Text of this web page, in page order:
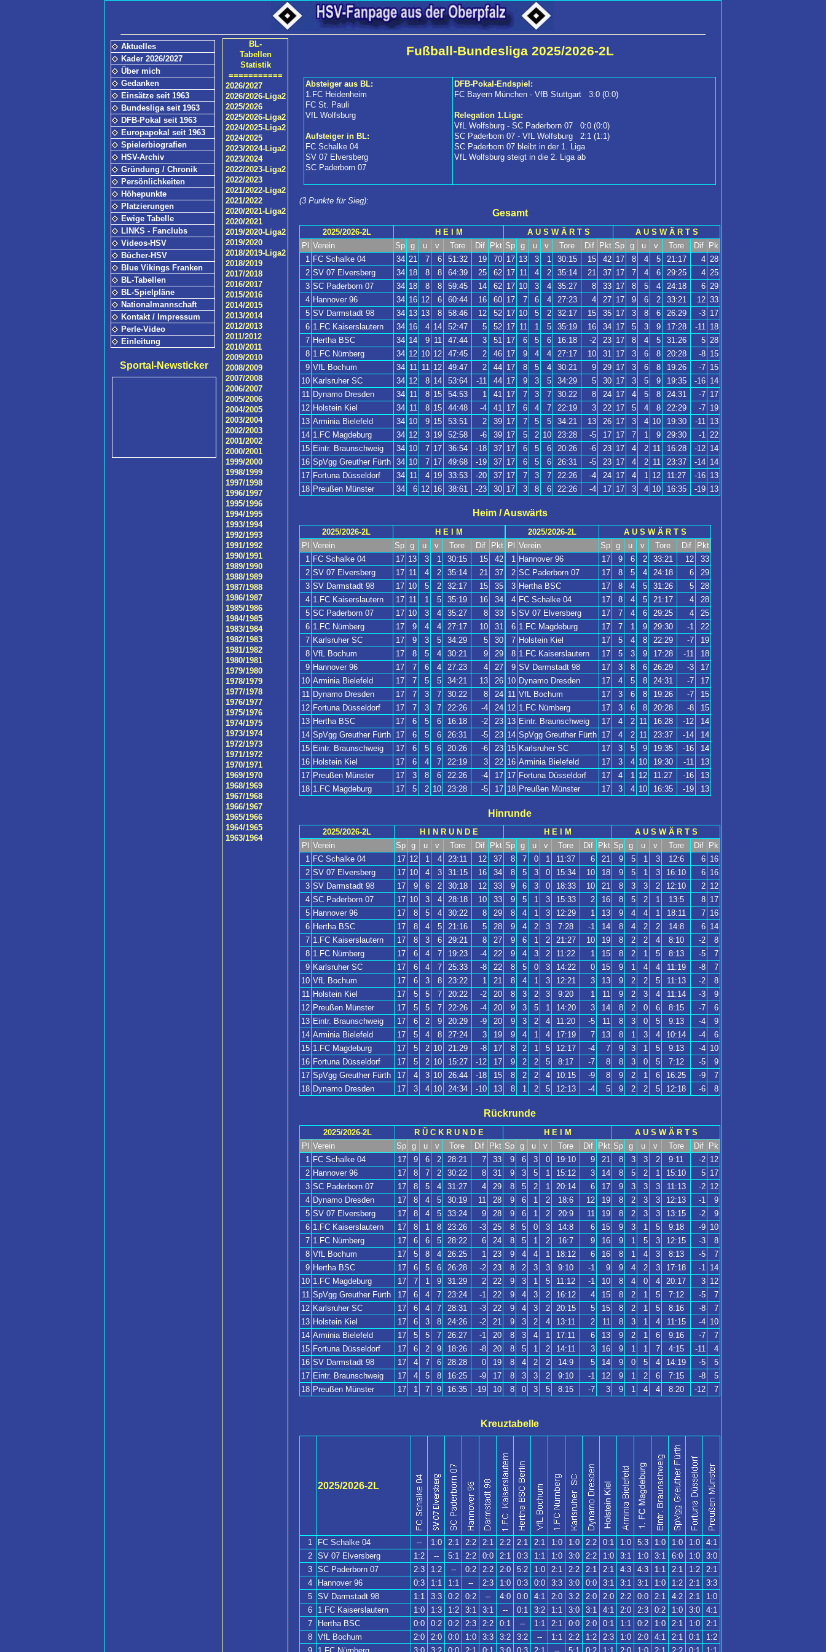
Aktuelles
Kader 2026/2027
Über mich
Gedanken
Einsätze seit 1963
Bundesliga seit 1963
DFB-Pokal seit 1963
Europapokal seit 1963
Spielerbiografien
HSV-Archiv
Gründung / Chronik
Persönlichkeiten
Höhepunkte
Platzierungen
Ewige Tabelle
LINKS - Fanclubs
Videos-HSV
Bücher-HSV
Blue Vikings Franken
BL-Tabellen
BL-Spielpläne
Nationalmannschaft
Kontakt / Impressum
Perle-Video
Einleitung
Sportal-Newsticker
Fußball-Bundesliga 2025/2026-2L
Absteiger aus BL:
1.FC Heidenheim
FC St. Pauli
VfL Wolfsburg
Aufsteiger in BL:
FC Schalke 04
SV 07 Elversberg
SC Paderborn 07
DFB-Pokal-Endspiel:
FC Bayern München - VfB Stuttgart 3:0 (0:0)
Relegation 1.Liga:
VfL Wolfsburg - SC Paderborn 07 0:0 (0:0)
SC Paderborn 07 - VfL Wolfsburg 2:1 (1:1)
SC Paderborn 07 bleibt in der 1. Liga
VfL Wolfsburg steigt in die 2. Liga ab
(3 Punkte für Sieg):
Gesamt
2025/2026-2L H E I M A U S W Ä R T S
A U S W Ä R T S
Pl Verein Sp g u v Tore Dif Pkt Sp g u v Tore Dif Pkt Sp g u v Tore Dif Pk
1 FC Schalke 04 34 21 7 6 51:32 19 70 17 13 3 1 30:15 15 42 17 8 4 5 21:17 4 28
2 SV 07 Elversberg 34 18 8 8 64:39 25 62 17 11 4 2 35:14 21 37 17 7 4 6 29:25 4 25
3 SC Paderborn 07 34 18 8 8 59:45 14 62 17 10 3 4 35:27 8 33 17 8 5 4 24:18 6 29
4 Hannover 96 34 16 12 6 60:44 16 60 17 7 6 4 27:23 4 27 17 9 6 2 33:21 12 33
5 SV Darmstadt 98 34 13 13 8 58:46 12 52 17 10 5 2 32:17 15 35 17 3 8 6 26:29 -3 17
6 1.FC Kaiserslautern 34 16 4 14 52:47 5 52 17 11 1 5 35:19 16 34 17 5 3 9 17:28 -11
18
7 Hertha BSC 34 14 9 11 47:44 3 51 17 6 5 6 16:18 -2 23 17 8 4 5 31:26 5 28
8 1.FC Nürnberg 34 12 10 12 47:45 2 46 17 9 4 4 27:17 10 31 17 3 6 8 20:28 -8 15
9 VfL Bochum 34 11 11 12 49:47 2 44 17 8 5 4 30:21 9 29 17 3 6 8 19:26 -7 15
10 Karlsruher SC 34 12 8 14 53:64 -11 44 17 9 3 5 34:29 5 30 17 3 5 9 19:35 -16 14
11 Dynamo Dresden 34 11 8 15 54:53 1 41 17 7 3 7 30:22 8 24 17 4 5 8 24:31 -7 17
12 Holstein Kiel 34 11 8 15 44:48 -4 41 17 6 4 7 22:19 3 22 17 5 4 8 22:29 -7 19
13 Arminia Bielefeld 34 10 9 15 53:51 2 39 17 7 5 5 34:21 13 26 17 3 4 10 19:30 -11
13
14 1.FC Magdeburg 34 12 3 19 52:58 -6 39 17 5 2 10 23:28 -5 17 17 7 1 9 29:30 -1
22
15 Eintr. Braunschweig 34 10 7 17 36:54 -18 37 17 6 5 6 20:26 -6 23 17 4 2 11 16:28 -12 14
16 SpVgg Greuther Fürth 34 10 7 17 49:68 -19 37 17 6 5 6 26:31 -5 23 17 4 2 11 23:37 -14 14
17 Fortuna Düsseldorf 34 11 4 19 33:53 -20 37 17 7 3 7 22:26 -4 24 17 4 1 12 11:27 -16 13
18 Preußen Münster 34 6 12 16 38:61 -23 30 17 3 8 6 22:26 -4 17 17 3 4 10 16:35 -19 13
Heim / Auswärts
2025/2026-2L
H E I M
Pl
Verein Sp g u v Tore Dif
Pkt
1
FC Schalke 04 17 13 3 1 30:15 15
42
2 SV 07 Elversberg 17 11 4 2 35:14 21
37
3 SV Darmstadt 98 17 10 5 2 32:17 15
35
4 1.FC Kaiserslautern 17 11 1 5 35:19 16
34
5 SC Paderborn 07 17 10 3 4 35:27 8
33
6 1.FC Nürnberg 17 9 4 4 27:17 10
31
7 Karlsruher SC 17 9 3 5 34:29 5
30
8 VfL Bochum 17 8 5 4 30:21 9
29
9 Hannover 96 17 7 6 4 27:23 4
27
10 Arminia Bielefeld 17 7 5 5 34:21 13
26
11
Dynamo Dresden 17 7 3 7 30:22 8
24
12 Fortuna Düsseldorf 17 7 3 7 22:26 -4
24
13 Hertha BSC 17 6 5 6 16:18 -2
23
14 SpVgg Greuther Fürth 17 6 5 6 26:31 -5
23
15 Eintr. Braunschweig 17 6 5 6 20:26 -6
23
16 Holstein Kiel 17 6 4 7 22:19 3
22
17 Preußen Münster 17 3 8 6 22:26 -4
17
18 1.FC Magdeburg 17 5 2 10 23:28 -5 17
2025/2026-2L
A U S W Ä R T S
Pl
Verein Sp g u v Tore Dif
Pkt
1
Hannover 96 17 9 6 2 33:21 12
33
2 SC Paderborn 07 17 8 5 4 24:18 6
29
3 Hertha BSC 17 8 4 5 31:26 5
28
4 FC Schalke 04 17 8 4 5 21:17 4
28
5 SV 07 Elversberg 17 7 4 6 29:25 4
25
6 1.FC Magdeburg 17 7 1 9 29:30 -1
22
7 Holstein Kiel 17 5 4 8 22:29 -7
19
8 1.FC Kaiserslautern 17 5 3 9 17:28 -11
18
9 SV Darmstadt 98 17 3 8 6 26:29 -3
17
10 Dynamo Dresden 17 4 5 8 24:31 -7
17
11 VfL Bochum 17 3 6 8 19:26 -7
15
12 1.FC Nürnberg 17 3 6 8 20:28 -8
15
13 Eintr. Braunschweig 17 4 2 11 16:28 -12
14
14 SpVgg Greuther Fürth 17 4 2 11 23:37 -14
14
15 Karlsruher SC 17 3 5 9 19:35 -16
14
16 Arminia Bielefeld 17 3 4 10 19:30 -11
13
17 Fortuna Düsseldorf 17 4 1 12 11:27 -16
13
18 Preußen Münster 17 3 4 10 16:35 -19 13
Hinrunde
2025/2026-2L H I N R U N D E H E I M
A U S W Ä R T S
Pl
Verein Sp g u v Tore Dif Pkt Sp g u v Tore Dif Pkt Sp g u v Tore Dif
Pk
1 FC Schalke 04 17 12 1 4 23:11 12 37 8 7 0 1 11:37 6 21 9 5 1 3 12:6 6 16
2 SV 07 Elversberg 17 10 4 3 31:15 16 34 8 5 3 0 15:34 10 18 9 5 1 3 16:10 6 16
3 SV Darmstadt 98 17 9 6 2 30:18 12 33 9 6 3 0 18:33 10 21 8 3 3 2 12:10 2 12
4 SC Paderborn 07 17 10 3 4 28:18 10 33 9 5 1 3 15:33 2 16 8 5 2 1 13:5 8 17
5 Hannover 96 17 8 5 4 30:22 8 29 8 4 1 3 12:29 1 13 9 4 4 1 18:11 7 16
6 Hertha BSC 17 8 4 5 21:16 5 28 9 4 2 3 7:28 -1 14 8 4 2 2 14:8 6 14
7 1.FC Kaiserslautern 17 8 3 6 29:21 8 27 9 6 1 2 21:27 10 19 8 2 2 4 8:10 -2
8
8 1.FC Nürnberg 17 6 4 7 19:23 -4 22 9 4 3 2 11:22 1 15 8 2 1 5 8:13 -5
7
9 Karlsruher SC 17 6 4 7 25:33 -8 22 8 5 0 3 14:22 0 15 9 1 4 4 11:19 -8
7
10 VfL Bochum 17 6 3 8 23:22 1 21 8 4 1 3 12:21 3 13 9 2 2 5 11:13 -2
8
11 Holstein Kiel 17 5 5 7 20:22 -2 20 8 3 2 3 9:20 1 11 9 2 3 4 11:14 -3
9
12 Preußen Münster 17 5 5 7 22:26 -4 20 9 3 5 1 14:20 3 14 8 2 0 6 8:15 -7
6
13 Eintr. Braunschweig 17 6 2 9 20:29 -9 20 9 3 2 4 11:20 -5 11 8 3 0 5 9:13 -4
9
14 Arminia Bielefeld 17 5 4 8 27:24 3 19 9 4 1 4 17:19 7 13 8 1 3 4 10:14 -4
6
15 1.FC Magdeburg 17 5 2 10 21:29 -8 17 8 2 1 5 12:17 -4 7 9 3 1 5 9:13 -4 10
16 Fortuna Düsseldorf 17 5 2 10 15:27 -12 17 9 2 2 5 8:17 -7 8 8 3 0 5 7:12 -5
9
17 SpVgg Greuther Fürth 17 4 3 10 26:44 -18 15 8 2 2 4 10:15 -9 8 9 2 1 6 16:25 -9
7
18 Dynamo Dresden 17 3 4 10 24:34 -10 13 8 1 2 5 12:13 -4 5 9 2 2 5 12:18 -6 8
Rückrunde
2025/2026-2L R Ü C K R U N D E H E I M
A U S W Ä R T S
Pl Verein Sp g u v Tore Dif Pkt Sp g u v Tore Dif Pkt Sp g u v Tore Dif Pk
1 FC Schalke 04 17 9 6 2 28:21 7 33 9 6 3 0 19:10 9 21 8 3 3 2 9:11 -2 12
2 Hannover 96 17 8 7 2 30:22 8 31 9 3 5 1 15:12 3 14 8 5 2 1 15:10 5 17
3 SC Paderborn 07 17 8 5 4 31:27 4 29 8 5 2 1 20:14 6 17 9 3 3 3 11:13 -2 12
4 Dynamo Dresden 17 8 4 5 30:19 11 28 9 6 1 2 18:6 12 19 8 2 3 3 12:13 -1
9
5 SV 07 Elversberg 17 8 4 5 33:24 9 28 9 6 1 2 20:9 11 19 8 2 3 3 13:15 -2
9
6 1.FC Kaiserslautern 17 8 1 8 23:26 -3 25 8 5 0 3 14:8 6 15 9 3 1 5 9:18 -9 10
7 1.FC Nürnberg 17 6 6 5 28:22 6 24 8 5 1 2 16:7 9 16 9 1 5 3 12:15 -3
8
8 VfL Bochum 17 5 8 4 26:25 1 23 9 4 4 1 18:12 6 16 8 1 4 3 8:13 -5
7
9 Hertha BSC 17 6 5 6 26:28 -2 23 8 2 3 3 9:10 -1 9 9 4 2 3 17:18 -1
14
10 1.FC Magdeburg 17 7 1 9 31:29 2 22 9 3 1 5 11:12 -1 10 8 4 0 4 20:17 3 12
11 SpVgg Greuther Fürth 17 6 4 7 23:24 -1 22 9 4 3 2 16:12 4 15 8 2 1 5 7:12 -5
7
12 Karlsruher SC 17 6 4 7 28:31 -3 22 9 4 3 2 20:15 5 15 8 2 1 5 8:16 -8
7
13 Holstein Kiel 17 6 3 8 24:26 -2 21 9 3 2 4 13:11 2 11 8 3 1 4 11:15 -4 10
14 Arminia Bielefeld 17 5 5 7 26:27 -1 20 8 3 4 1 17:11 6 13 9 2 1 6 9:16 -7
7
15 Fortuna Düsseldorf 17 6 2 9 18:26 -8 20 8 5 1 2 14:11 3 16 9 1 1 7 4:15 -11
4
16 SV Darmstadt 98 17 4 7 6 28:28 0 19 8 4 2 2 14:9 5 14 9 0 5 4 14:19 -5
5
17 Eintr. Braunschweig 17 4 5 8 16:25 -9 17 8 3 3 2 9:10 -1 12 9 1 2 6 7:15 -8
5
18 Preußen Münster 17 1 7 9 16:35 -19 10 8 0 3 5 8:15 -7 3 9 1 4 4 8:20 -12 7
Kreuztabelle
2025/2026-2L
1 FC Schalke 04 -- 1:0 2:1 2:2 2:1 2:2 2:1 2:1 1:0 1:0 2:2 0:1 1:0 5:3 1:0 1:0 1:0
4:1
2 SV 07 Elversberg 1:2 -- 5:1 2:2 0:0 2:1 0:3 1:1 1:0 3:0 2:2 1:0 3:1 1:0 3:1 6:0 1:0
3:0
3 SC Paderborn 07 2:3 1:2 -- 0:2 2:2 2:0 5:2 1:0 2:1 2:2 2:1 2:1 4:3 4:3 1:1 2:1 1:2
2:1
4
Hannover 96 0:3 1:1 1:1 -- 2:3 1:0 0:3 0:0 3:3 3:0 0:0 3:1 3:1 3:1 1:0 1:2 2:1
3:3
5 SV Darmstadt 98 1:1 3:3 0:2 0:2 -- 4:0 0:0 4:1 2:0 3:2 2:0 2:0 2:2 0:0 2:1 4:2 2:1
1:0
6
1.FC Kaiserslautern 1:0 1:3 1:2 3:1 3:1 -- 0:1 3:2 1:1 3:0 3:1 4:1 2:0 2:3 0:2 1:0 3:0
4:1
7
Hertha BSC 0:0 0:2 0:2 2:3 2:2 0:1 -- 1:1 2:1 0:0 2:0 0:1 1:1 0:2 1:0 2:1 1:0
2:1
8 VfL Bochum 2:0 2:0 0:0 1:0 3:3 3:2 3:2 -- 1:1 2:2 1:2 2:3 1:0 2:0 4:1 2:1 0:1
1:2
BL-
Tabellen
Statistik
===========
2026/2027
2026/2026-Liga2
2025/2026
2025/2026-Liga2
2024/2025-Liga2
2024/2025
2023/2024-Liga2
2023/2024
2022/2023-Liga2
2022/2023
2021/2022-Liga2
2021/2022
2020/2021-Liga2
2020/2021
2019/2020-Liga2
2019/2020
2018/2019-Liga2
2018/2019
2017/2018
2016/2017
2015/2016
2014/2015
2013/2014
2012/2013
2011/2012
2010/2011
2009/2010
2008/2009
2007/2008
2006/2007
2005/2006
2004/2005
2003/2004
2002/2003
2001/2002
2000/2001
1999/2000
1998/1999
1997/1998
1996/1997
1995/1996
1994/1995
1993/1994
1992/1993
1991/1992
1990/1991
1989/1990
1988/1989
1987/1988
1986/1987
1985/1986
1984/1985
1983/1984
1982/1983
1981/1982
1980/1981
1979/1980
1978/1979
1977/1978
1976/1977
1975/1976
1974/1975
1973/1974
1972/1973
1971/1972
1970/1971
1969/1970
1968/1969
1967/1968
1966/1967
1965/1966
1964/1965
1963/1964